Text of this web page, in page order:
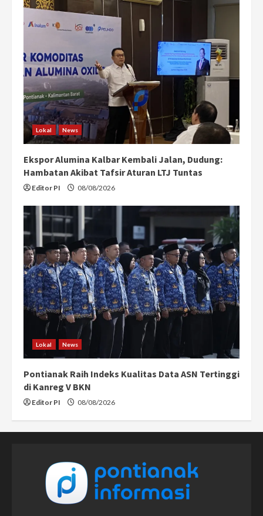
Lokal News
Ekspor Alumina Kalbar Kembali Jalan, Dudung:
Hambatan Akibat Tafsir Aturan LTJ Tuntas
Editor PI 08/08/2026
Lokal News
Pontianak Raih Indeks Kualitas Data ASN Tertinggi
di Kanreg V BKN
Editor PI 08/08/2026